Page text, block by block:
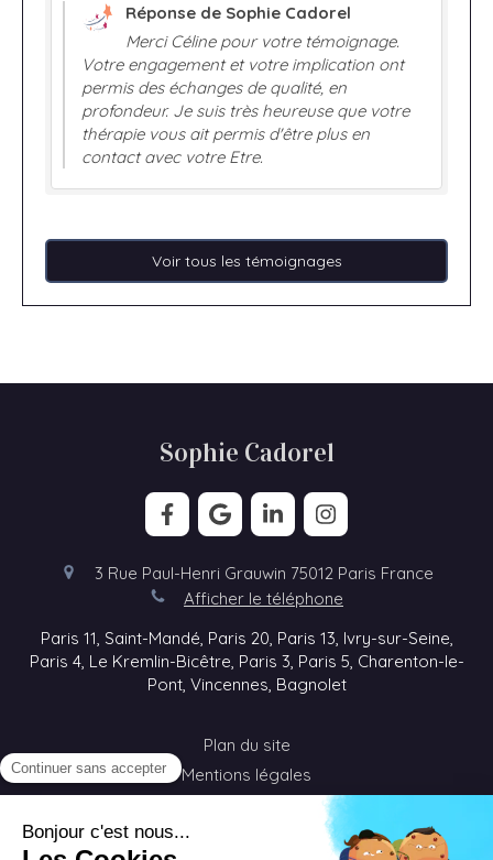
Réponse de Sophie Cadorel
Merci Céline pour votre témoignage.
Votre engagement et votre implication ont
permis des échanges de qualité, en
profondeur. Je suis très heureuse que votre
thérapie vous ait permis d'être plus en
contact avec votre Etre.
Voir tous les témoignages
Sophie Cadorel
3 Rue Paul-Henri Grauwin 75012 Paris France
Afficher le téléphone
Paris 11, Saint-Mandé, Paris 20, Paris 13, Ivry-sur-Seine,
Paris 4, Le Kremlin-Bicêtre, Paris 3, Paris 5, Charenton-le-
Pont, Vincennes, Bagnolet
Plan du site
Mentions légales
©2020 Sophie Cadorel - Visioconférence - Thérapie en